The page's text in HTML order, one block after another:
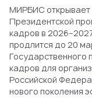
МИРБИС открывает
Президентской
кадров в
продлится до 20
Государственного
кадров для
Российской
нового поколения